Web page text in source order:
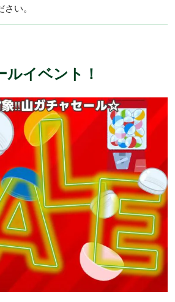
い。
イベント！